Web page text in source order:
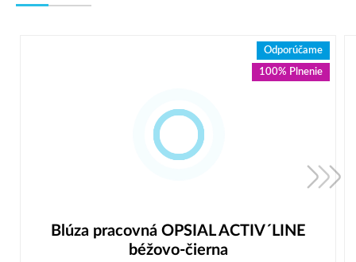
Odporúčame
100% Plnenie
Blúza pracovná OPSIAL ACTIV´LINE
béžovo-čierna